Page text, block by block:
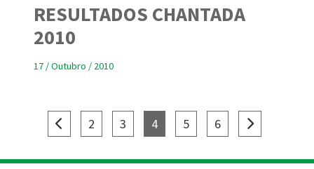
RESULTADOS CHANTADA
2010
17 / Outubro / 2010
2 (current)
3 (current)
4(current)
5(current)
6(current)